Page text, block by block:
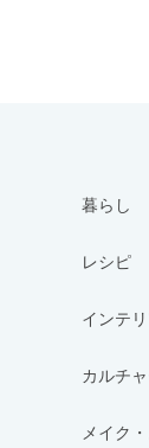
暮らし
レシピ
インテ
カルチ
メイク